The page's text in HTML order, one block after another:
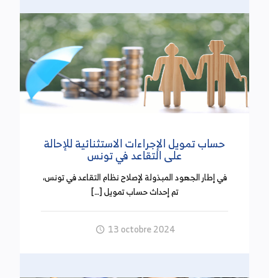
وأعوان الديوانة وأعوان الوزارة المكلفة بالمالية…
وقد تم ألغاء هذا الفصل حسب تبرير الحكومة باعتبار أن
تطبيقه أدى إلى تضييق نشاط بعض الفئات من
المتعاملين وخاصة منهم صغار الفلاحين وصغار التجار
والحرفيين.
الاثنين 30 سبتمبر 2024
أعلنت رئاسة الحكومة على موقعها الإلكتروني أنه
انعقد بتاريخ 30 سبتمبر 2024 مجلس وزاري خصص
للنظر في الإجراءات المالية والجبائية المدرجة ضمن
حساب تمويل الإجراءات الاستثنائية للإحالة
على التقاعد في تونس
في إطار الجهود المبذولة لإصلاح نظام التقاعد في تونس،
تم إحداث حساب تمويل […]
13 octobre 2024